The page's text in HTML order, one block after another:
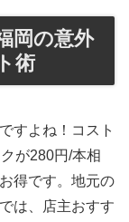
岡の意外
術
すよね！コスト
が280円/本相
得です。地元の
は、店主おすす